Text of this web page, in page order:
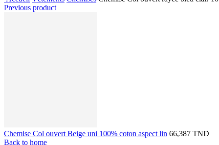
Previous product
Chemise Col ouvert Beige uni 100% coton aspect lin 66,387 TND
Back to home